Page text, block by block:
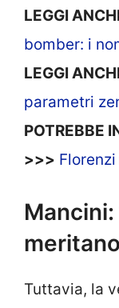
LEGGI
bomber: i
LEGGI
parametri
POTREBBE
>>>
Tuttavia, la